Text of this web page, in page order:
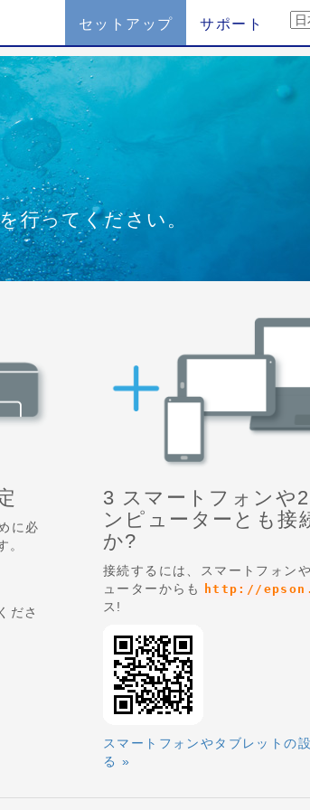
セットアップ サポート
行ってください。
に必
。
ださ
3 スマートフォンや2
ンピューターとも接
か?
接続するには、スマートフォン
ューターからも
http://
ス!
スマートフォンやタブレットの
る »